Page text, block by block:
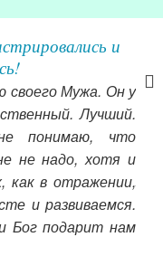
и
своего Мужа. Он у
Лучший.
понимаю, что
не надо, хотя и
как в отражении,
и развиваемся.
Бог подарит нам